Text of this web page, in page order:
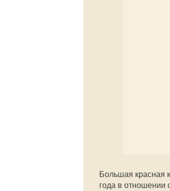
Большая красная
года в отношении